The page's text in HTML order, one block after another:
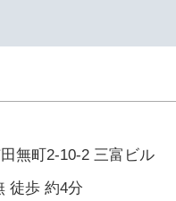
無町2-10-2 三富ビル
徒歩 約4分